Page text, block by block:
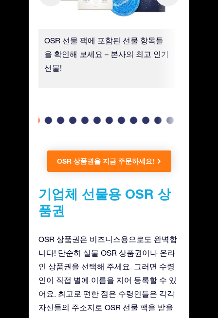
OSR 선물 팩에 포함된 선물 항목들
을 확인해 보세요 – 본사의 최고 인기
선물!
OSR 상품권을 지금 주문하세요!
기업체 선물용 OSR 상
품권
OSR 상품권은 비즈니스용으로도 완벽합
니다! 단순히 실물 OSR 상품권이나 온라
인 상품권을 선택해 주세요. 그러면 수령
인이 직접 별에 이름을 지어 등록할 수 있
어요. 최고로 편한 점은 수령인들은 각각
자신들의 주소지로 OSR 선물 팩을 받을